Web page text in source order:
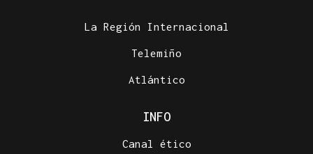
La Región Internacional
Telemiño
Atlántico
INFO
Canal ético